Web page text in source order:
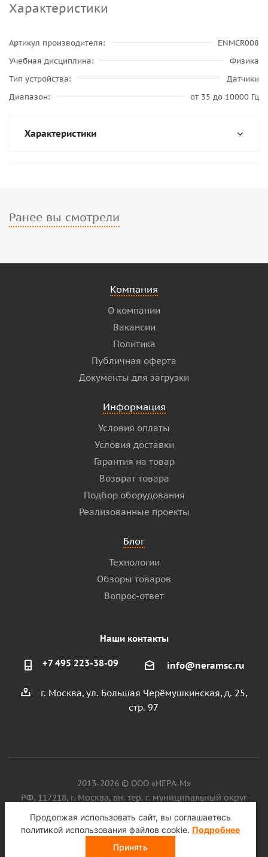
Характеристики
Артикул производителя
ENMCR008
Учебная дисциплина
Физика
Тип устройства
Датчики
Диапазон
от 35 до 10000 Гц
Характеристики
Ранее вы смотрели
Компания
О компании
Вакансии
Политика
Публичная оферта
Документы для загрузки
Информация
Условия оплаты
Условия доставки
Гарантия на товар
Возврат товара
Подбор оборудования
Реализованные проекты
Блог
Технологии
Обзоры товаров
Вопрос-ответ
Наши контакты
+7 495 223-38-09 info@neramsc.ru
г. Москва, ул. Большая Черёмушкинская, д. 25,
стр. 97
2013-2026 © ООО «НЕРА-М»
РФ, 117218, г. Москва, вн. тер. г. муниципальный округ
Котловка, ул. Большая Черёмушкинская, д. 25, стр. 97, ИНН
9718086924, ОГРН 1187746099750
Продолжая использовать сайт, вы соглашаетесь
политикой использования файлов cookie. Подробнее
Принять